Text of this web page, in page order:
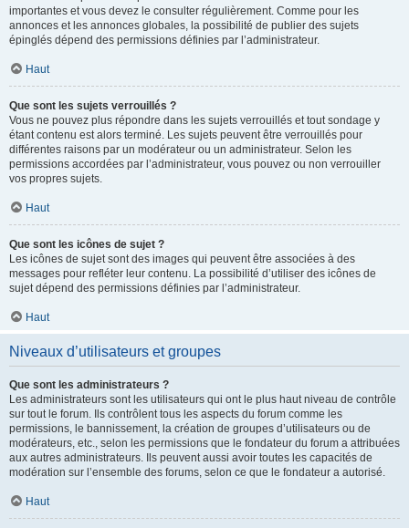
importantes et vous devez le consulter régulièrement. Comme pour les
annonces et les annonces globales, la possibilité de publier des sujets
épinglés dépend des permissions définies par l’administrateur.
Haut
Que sont les sujets verrouillés ?
Vous ne pouvez plus répondre dans les sujets verrouillés et tout sondage y
étant contenu est alors terminé. Les sujets peuvent être verrouillés pour
différentes raisons par un modérateur ou un administrateur. Selon les
permissions accordées par l’administrateur, vous pouvez ou non verrouiller
vos propres sujets.
Haut
Que sont les icônes de sujet ?
Les icônes de sujet sont des images qui peuvent être associées à des
messages pour refléter leur contenu. La possibilité d’utiliser des icônes de
sujet dépend des permissions définies par l’administrateur.
Haut
Niveaux d’utilisateurs et groupes
Que sont les administrateurs ?
Les administrateurs sont les utilisateurs qui ont le plus haut niveau de contrôle
sur tout le forum. Ils contrôlent tous les aspects du forum comme les
permissions, le bannissement, la création de groupes d’utilisateurs ou de
modérateurs, etc., selon les permissions que le fondateur du forum a attribuées
aux autres administrateurs. Ils peuvent aussi avoir toutes les capacités de
modération sur l’ensemble des forums, selon ce que le fondateur a autorisé.
Haut